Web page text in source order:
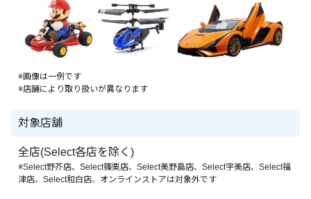
※画像は一例です
※店舗により取り扱いが異なります
対象店舗
全店(Select各店を除く)
※Select野芥店、Select篠栗店、Select美野島店、Select宇美店、Select福
津店、Select和白店、オンラインストアは対象外です